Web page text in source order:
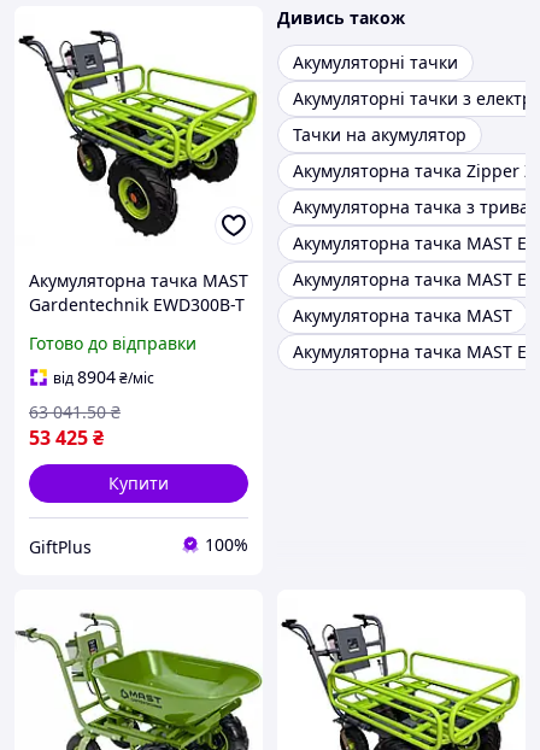
Акумуляторна тачка MAST
Gardentechnik EWD300B-T
Готово до відправки
від8904₴/міс
53 425₴
63 041.50 ₴
Купити
GiftPlus 100%
Дивись також
Акумуляторні тачки
Акумуляторні тачки з
Тачки на акумулятор
Акумуляторна тачка Zipper
Акумуляторна тачка з
Акумуляторна тачка MAST
Акумуляторна тачка MAST
Акумуляторна тачка MAST
Акумуляторна тачка MAST